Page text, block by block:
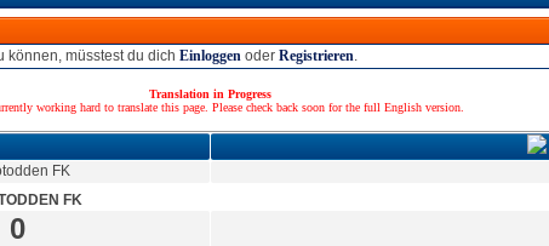
können, müsstest du dich Einloggen oder Registrieren.
Translation in Progress
working hard to translate this page. Please check back soon for the full English version.
FK
0